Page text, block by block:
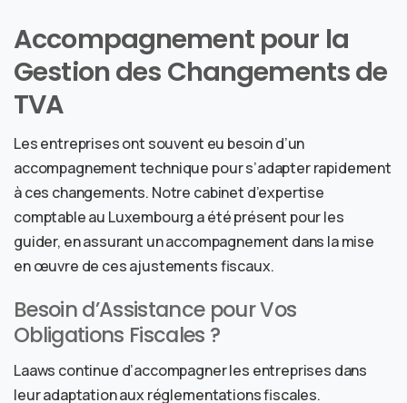
Accompagnement pour la
Gestion des Changements de
TVA
Les entreprises ont souvent eu besoin d’un
accompagnement technique pour s’adapter rapidement
à ces changements. Notre cabinet d’expertise
comptable au Luxembourg a été présent pour les
guider, en assurant un accompagnement dans la mise
en œuvre de ces ajustements fiscaux.
Besoin d’Assistance pour Vos
Obligations Fiscales ?
Laaws continue d’accompagner les entreprises dans
leur adaptation aux réglementations fiscales.